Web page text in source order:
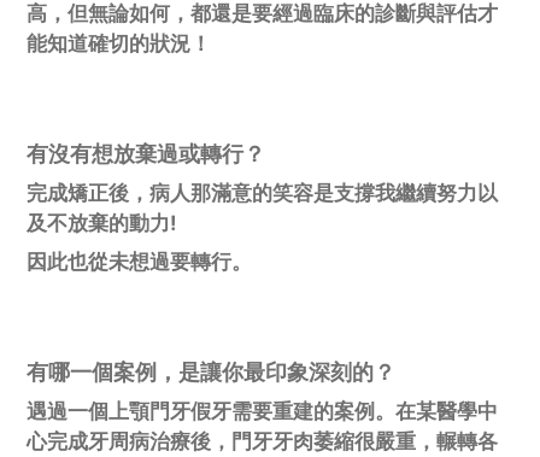
高，但無論如何，都還是要經過臨床的診斷與評估才
能知道確切的狀況！
有沒有想放棄過或轉行？
完成矯正後，病人那滿意的笑容是支撐我繼續努力以
及不放棄的動力!
因此也從未想過要轉行。
有哪一個案例，是讓你最印象深刻的？
遇過一個上顎門牙假牙需要重建的案例。在某醫學中
心完成牙周病治療後，門牙牙肉萎縮很嚴重，輾轉各